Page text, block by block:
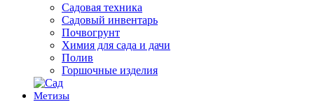
Садовая техника
Садовый инвентарь
Почвогрунт
Химия для сада и дачи
Полив
Горшочные изделия
Метизы